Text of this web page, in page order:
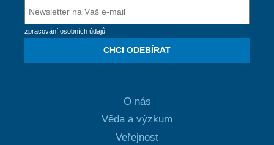
zpracování osobních údajů
CHCI ODEBÍRAT
O nás
Věda a výzkum
Veřejnost